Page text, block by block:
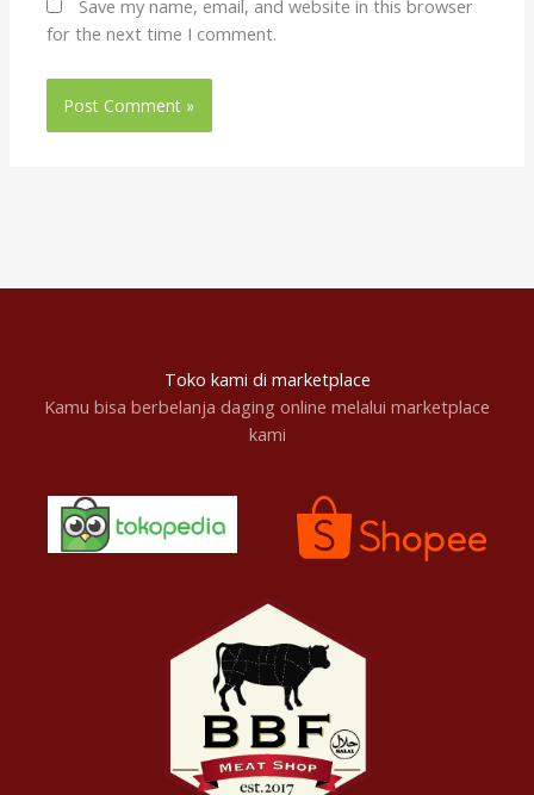
Save my name, email, and website in this browser
for the next time I comment.
Toko kami di marketplace
Kamu bisa berbelanja daging online melalui marketplace
kami